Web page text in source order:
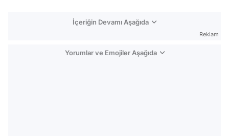
İçeriğin Devamı Aşağıda
Reklam
Yorumlar ve Emojiler Aşağıda